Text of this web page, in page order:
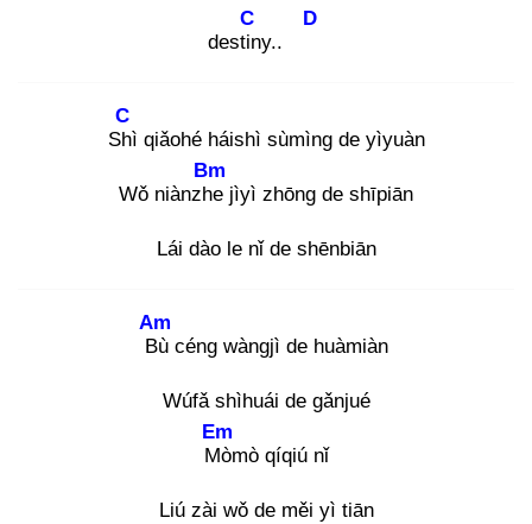
destin
C
y..
D
Shì
C
qiǎohé háishì sùmìng de yìyuàn
Wǒ niànzhe
Bm
jìyì zhōng de shīpiān
Lái dào le nǐ de shēnbiān
Bù
Am
céng wàngjì de huàmiàn
Wúfǎ shìhuái de gǎnjué
Mò
Em
mò qíqiú nǐ
Liú zài wǒ de měi yì tiān